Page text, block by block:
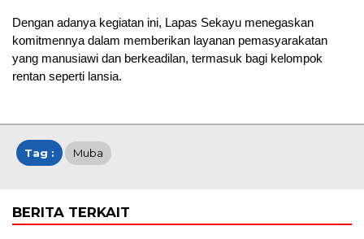
Dengan adanya kegiatan ini, Lapas Sekayu menegaskan
komitmennya dalam memberikan layanan pemasyarakatan
yang manusiawi dan berkeadilan, termasuk bagi kelompok
rentan seperti lansia.
Tag : Muba
BERITA TERKAIT